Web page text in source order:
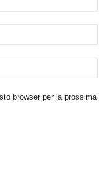
browser per la prossima